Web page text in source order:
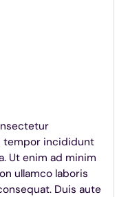
tempor incididunt
Ut enim ad minim
ullamco laboris
Duis aute